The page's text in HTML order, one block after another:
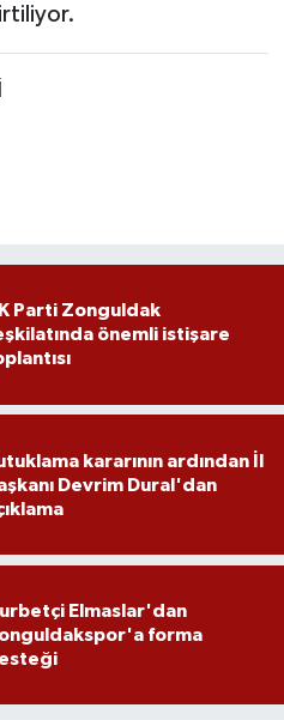
Parti Zonguldak
önemli istişare
kararının ardından İl
Devrim Dural'dan
Elmaslar'dan
forma